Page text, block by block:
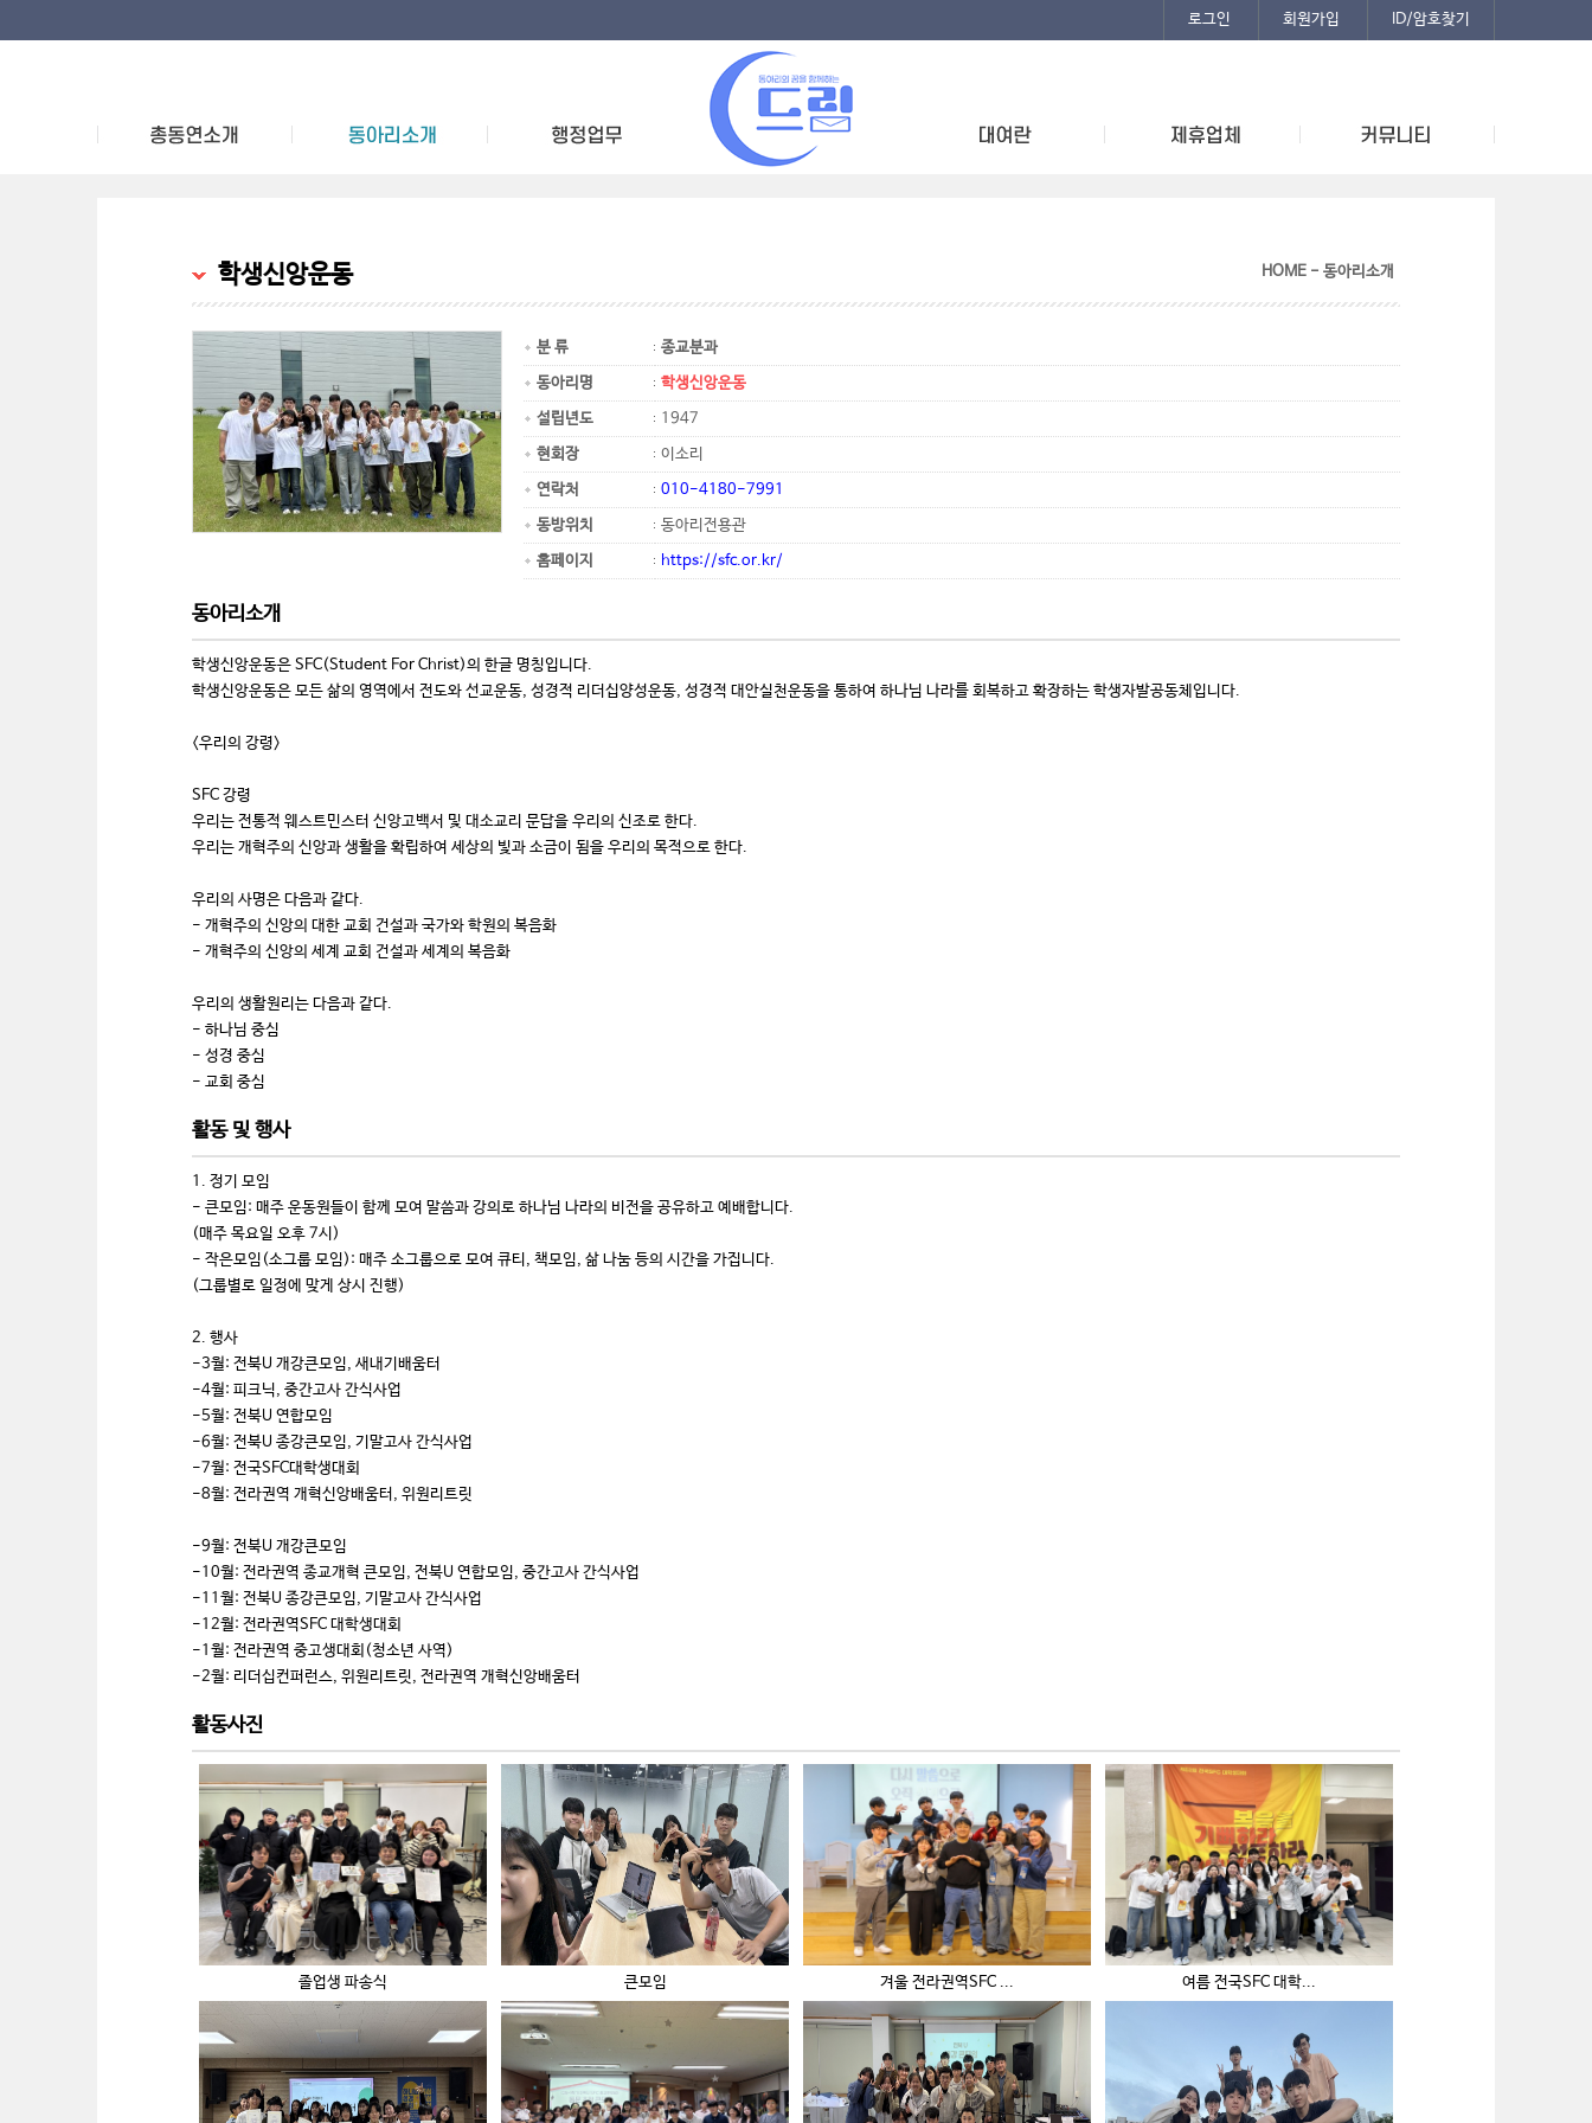
로그인 회원가입 ID/암호찾기
학생신앙운동 HOME - 동아리소개
분 류
종교분과
동아리명
학생신앙운동
설립년도
1947
현회장
이소리
연락처
010-4180-7991
동방위치
동아리전용관
홈페이지
https://sfc.or.kr/
동아리소개
학생신앙운동은 SFC(Student For Christ)의 한글 명칭입니다.
학생신앙운동은 모든 삶의 영역에서 전도와 선교운동, 성경적 리더십양성운동, 성경적 대안실천운동을 통하여 하나님 나라를 회복하고 확장하는 학생자발공동체입니다.
<우리의 강령>
SFC 강령
우리는 전통적 웨스트민스터 신앙고백서 및 대소교리 문답을 우리의 신조로 한다.
우리는 개혁주의 신앙과 생활을 확립하여 세상의 빛과 소금이 됨을 우리의 목적으로 한다.
우리의 사명은 다음과 같다.
- 개혁주의 신앙의 대한 교회 건설과 국가와 학원의 복음화
- 개혁주의 신앙의 세계 교회 건설과 세계의 복음화
우리의 생활원리는 다음과 같다.
- 하나님 중심
- 성경 중심
- 교회 중심
활동 및 행사
1. 정기 모임
- 큰모임: 매주 운동원들이 함께 모여 말씀과 강의로 하나님 나라의 비전을 공유하고 예배합니다.
(매주 목요일 오후 7시)
- 작은모임(소그룹 모임): 매주 소그룹으로 모여 큐티, 책모임, 삶 나눔 등의 시간을 가집니다.
(그룹별로 일정에 맞게 상시 진행)
2. 행사
-3월: 전북U 개강큰모임, 새내기배움터
-4월: 피크닉, 중간고사 간식사업
-5월: 전북U 연합모임
-6월: 전북U 종강큰모임, 기말고사 간식사업
-7월: 전국SFC대학생대회
-8월: 전라권역 개혁신앙배움터, 위원리트릿
-9월: 전북U 개강큰모임
-10월: 전라권역 종교개혁 큰모임, 전북U 연합모임, 중간고사 간식사업
-11월: 전북U 종강큰모임, 기말고사 간식사업
-12월: 전라권역SFC 대학생대회
-1월: 전라권역 중고생대회(청소년 사역)
-2월: 리더십컨퍼런스, 위원리트릿, 전라권역 개혁신앙배움터
활동사진
졸업생 파송식 큰모임 겨울 전라권역SFC ... 여름 전국SFC 대학...